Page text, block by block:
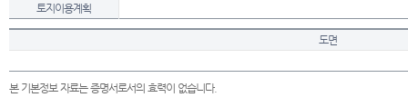
토지이용계획
도면
본 기본정보 자료는 증명서로서의 효력이 없습니다.